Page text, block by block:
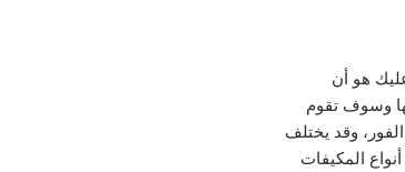
هو أن
وسوف تقوم
وقد يختلف
المكيفات